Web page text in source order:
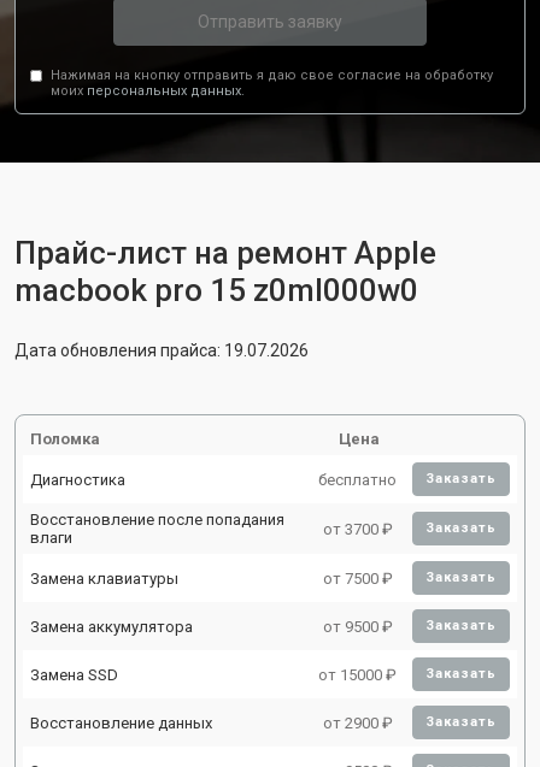
Отправить заявку
Нажимая на кнопку отправить я даю свое согласие на обработку
моих персональных данных.
Прайс-лист на ремонт Apple
macbook pro 15 z0ml000w0
Дата обновления прайса: 19.07.2026
Поломка Цена
Диагностика бесплатно Заказать
Восстановление после попадания
влаги
от 3700 ₽ Заказать
Замена клавиатуры от 7500 ₽ Заказать
Замена аккумулятора от 9500 ₽ Заказать
Замена SSD от 15000 ₽ Заказать
Восстановление данных от 2900 ₽ Заказать